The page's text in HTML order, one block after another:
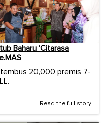
Baharu ‘Citarasa
tembus 20,000 premis 7-
Read the full story